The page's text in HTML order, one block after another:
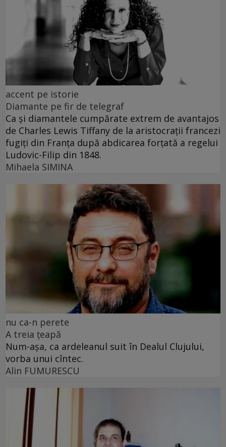
accent pe istorie
Diamante pe fir de telegraf
Ca și diamantele cumpărate extrem de avantajos
de Charles Lewis Tiffany de la aristocrații francezi
fugiți din Franța după abdicarea forțată a regelui
Ludovic-Filip din 1848.
Mihaela SIMINA
nu ca-n perete
A treia țeapă
Num-așa, ca ardeleanul suit în Dealul Clujului,
vorba unui cîntec.
Alin FUMURESCU